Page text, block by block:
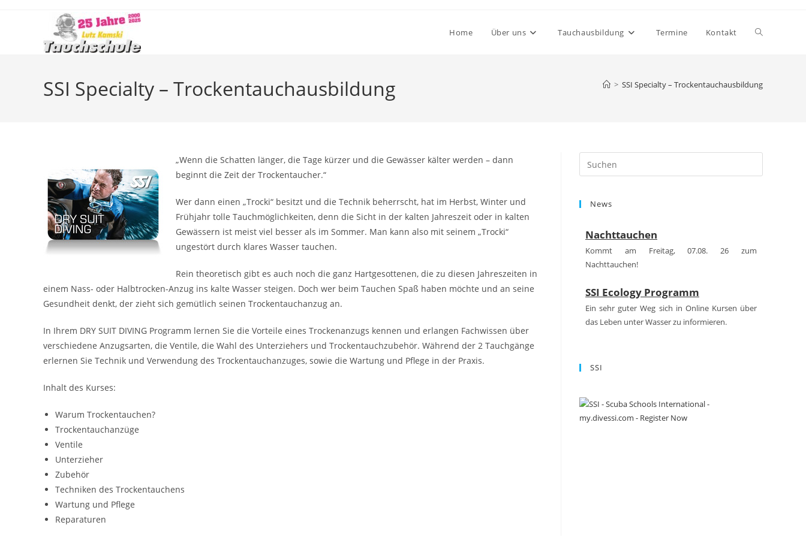
Home Über uns Tauchausbildung Termine Kontakt Website-
SSI Specialty – Trockentauchausbildung > SSI Specialty – Trockentauchausbildung
„Wenn die Schatten länger, die Tage kürzer und die Gewässer kälter werden – dann
beginnt die Zeit der Trockentaucher.“
Wer dann einen „Trocki“ besitzt und die Technik beherrscht, hat im Herbst, Winter und
Frühjahr tolle Tauchmöglichkeiten, denn die Sicht in der kalten Jahreszeit oder in kalten
Gewässern ist meist viel besser als im Sommer. Man kann also mit seinem „Trocki“
ungestört durch klares Wasser tauchen.
Rein theoretisch gibt es auch noch die ganz Hartgesottenen, die zu diesen Jahreszeiten in
einem Nass- oder Halbtrocken-Anzug ins kalte Wasser steigen. Doch wer beim Tauchen Spaß haben möchte und an seine
Gesundheit denkt, der zieht sich gemütlich seinen Trockentauchanzug an.
In Ihrem DRY SUIT DIVING Programm lernen Sie die Vorteile eines Trockenanzugs kennen und erlangen Fachwissen über
verschiedene Anzugsarten, die Ventile, die Wahl des Unterziehers und Trockentauchzubehör. Während der 2 Tauchgänge
erlernen Sie Technik und Verwendung des Trockentauchanzuges, sowie die Wartung und Pflege in der Praxis.
Inhalt des Kurses:
Warum Trockentauchen?
Trockentauchanzüge
Ventile
Unterzieher
Zubehör
Techniken des Trockentauchens
Wartung und Pflege
Reparaturen
Escape
News
Nachttauchen
Kommt am Freitag, 07.08. 26 zum
Nachttauchen!
SSI Ecology Programm
Ein sehr guter Weg sich in Online Kursen über
das Leben unter Wasser zu informieren.
Zertifikat
für Euch warten lassend das Qualitätszertifikat
SSI